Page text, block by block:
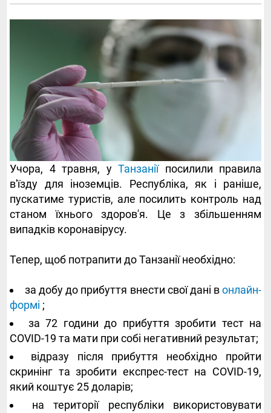
Учора, 4 травня, у Танзаніїпосилили правила
в'їзду для іноземців. Республіка, як і раніше,
пускатиме туристів, але посилить контроль над
станом їхнього здоров'я. Це з збільшенням
випадків коронавірусу.
Тепер, щоб потрапити до Танзанії необхідно:
за добу до прибуття внести свої дані вонлайн-
формі ;
за 72 години до прибуття зробити тест на
COVID-19 та мати при собі негативний результат;
відразу після прибуття необхідно пройти
скринінг та зробити експрес-тест на COVID-19,
який коштує 25 доларів;
на території республіки використовувати